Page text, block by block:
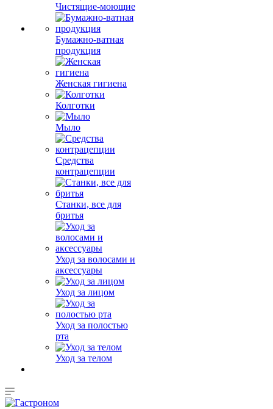
Чистящие-моющие
Бумажно-ватная
продукция
Женская гигиена
Колготки
Мыло
Средства
контрацепции
Станки, все для
бритья
Уход за волосами и
аксессуары
Уход за лицом
Уход за полостью
рта
Уход за телом